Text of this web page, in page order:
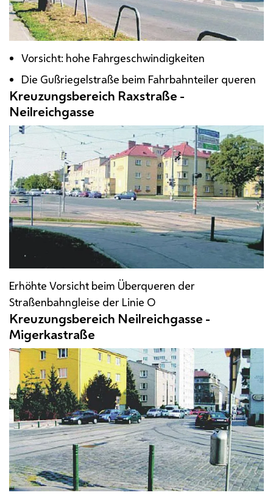
Vorsicht: hohe Fahrgeschwindigkeiten
Die Gußriegelstraße beim Fahrbahnteiler queren
Kreuzungsbereich Raxstraße -
Neilreichgasse
Erhöhte Vorsicht beim Überqueren der
Straßenbahngleise der Linie O
Kreuzungsbereich Neilreichgasse -
Migerkastraße